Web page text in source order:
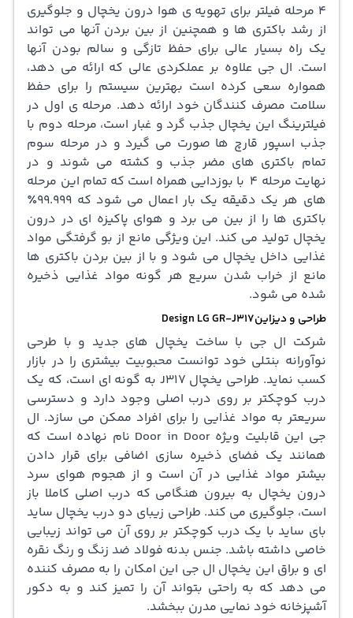
4 مرحله فیلتر برای تهویه ی هوا درون یخچال و جلوگیری
از رشد باکتری ها و همچنین از بین بردن آنها می تواند
یک راه بسیار عالی برای حفظ تازگی و سالم بودن آنها
است. ال جی علاوه بر عملکردی عالی که ارائه می دهد،
همواره سعی کرده است بهترین سیستم را برای حفظ
سلامت مصرف کنندگان خود ارائه دهد. مرحله ی اول در
فیلترینگ این یخچال جذب گرد و غبار است، مرحله دوم با
جذب اسپور قارچ ها صورت می گیرد و در مرحله سوم
تمام باکتری های مضر جذب و کشته می شوند و در
نهایت مرحله 4 با بوزدایی همراه است که تمام این مرحله
های هر یک دقیقه یک بار اعمال می شود که 99.999٪
باکتری ها را از بین می برد و هوای پاکیزه ای در درون
یخچال تولید می کند. این ویژگی مانع از بو گرفتگی مواد
غذایی داخل یخچال می شود و با از بین بردن باکتری ها
مانع از خراب شدن سریع هر گونه مواد غذایی ذخیره
شده می شود.
طراحی و دیزاینDesign LG GR-J317
شرکت ال جی با ساخت یخچال های جدید و با طرحی
نوآورانه بنتلی خود توانست محبوبیت بیشتری را در بازار
کسب نماید. طراحی یخچال J317 به گونه ای است، که یک
درب کوچکتر بر روی درب اصلی وجود دارد و دسترسی
سریعتر به مواد غذایی را برای افراد ممکن می سازد. ال
جی این قابلیت ویژه Door in Door نام نهاده است که
همانند یک فضای ذخیره سازی اضافی برای قرار دادن
بیشتر مواد غذایی در آن است و از هجوم هوای سرد
درون یخچال به بیرون هنگامی که درب اصلی کاملا باز
است، جلوگیری می کند. طراحی زیبای دو درب یخچال ساید
بای ساید با یک درب کوچکتر بر روی آن می تواند زیبایی
خاصی داشته باشد. جنس بدنه فولاد ضد زنگ و رنگ نقره
ای و براق این یخچال ال جی این امکان را به مصرف کننده
می دهد که به راحتی بتواند آن را تمیز کند و به دکور
آشپزخانه خود نمایی مدرن ببخشد.